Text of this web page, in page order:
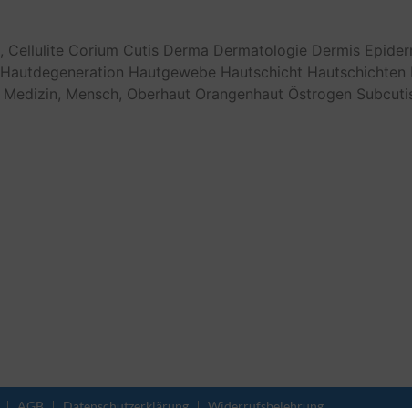
Cellulite Corium Cutis Derma Dermatologie Dermis
Hautdegeneration Hautgewebe Hautschicht Hautschichten
Medizin, Mensch, Oberhaut Orangenhaut Östrogen